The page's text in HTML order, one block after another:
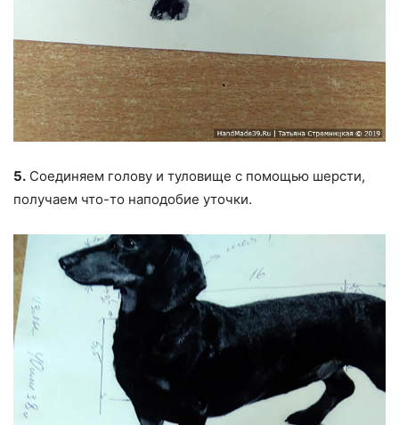
5. Соединяем голову и туловище с помощью шерсти,
получаем что-то наподобие уточки.